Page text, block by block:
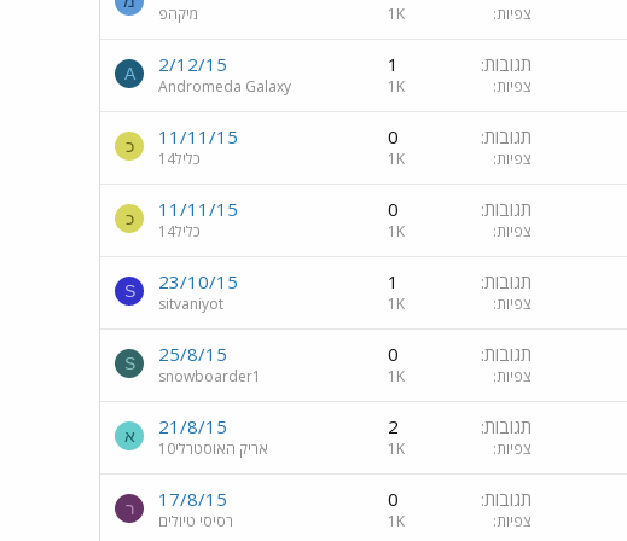
צפיות 1K מיקהפ
תגובות 1
צפיות 1K
2/12/15
Andromeda Galaxy
A
תגובות 0
צפיות 1K
11/11/15
כליל14
כ
תגובות 0
צפיות 1K
11/11/15
כליל14
כ
תגובות 1
צפיות 1K
23/10/15
sitvaniyot
S
תגובות 0
צפיות 1K
25/8/15
snowboarder1
S
תגובות 2
צפיות 1K
21/8/15
אריק האוסטרלי10
א
תגובות 0
צפיות 1K
17/8/15
רסיסי טיולים
ר